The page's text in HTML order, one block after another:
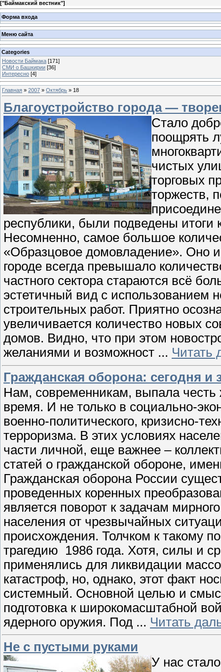
["Баймакский вестник"]
Форма входа
Меню сайта
Categories
Новости Баймака [171]
СМИ о Башкирии [36]
Интересно [4]
Главная » 2007 » Октябрь » 18
Благоустройство города —
Стало
поощрять
чистых
торговых
торжеств,
республики, были подведены итоги
Несомненно, самое большое
«Образцовое домовладение». Оно
городе всегда превышало
частного сектора стараются всё
эстетичный вид с использованием
строительных работ. Приятно
увеличивается количество новых
домов. Видно, что при этом
желаниями и возможност ... Читать
Гражданская оборона: сегодня и
Нам, современникам, выпала честь
время. И не только в социально-
военно-политического, кризисно-
терроризма. В этих условиях
части личной, еще важнее –
статей о гражданской обороне,
Гражданская оборона России
проведенных коренных
является поворот к задачам
населения от чрезвычайных
происхождения. Толчком к такому
трагедию 1986 года. Хотя, силы и
применялись для ликвидации
катастроф, но, однако, этот факт
системный. Основной целью и
подготовка к широкомасштабной
ядерного оружия. Под ... Читать
Не с пустыми руками
У нас